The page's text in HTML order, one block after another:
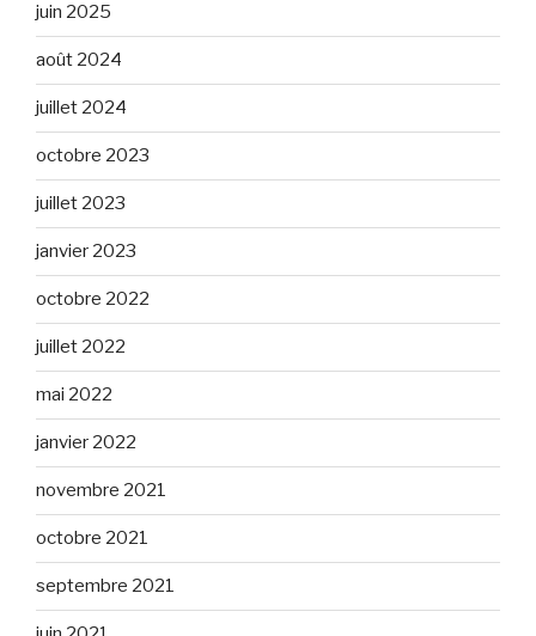
juin 2025
août 2024
juillet 2024
octobre 2023
juillet 2023
janvier 2023
octobre 2022
juillet 2022
mai 2022
janvier 2022
novembre 2021
octobre 2021
septembre 2021